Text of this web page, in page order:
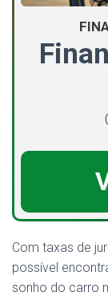
Com taxas de
possível
sonho do carro